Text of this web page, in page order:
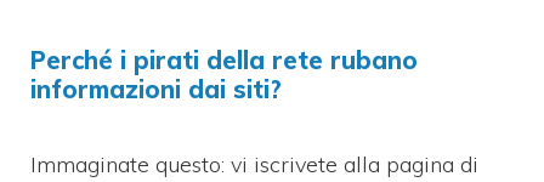
Perché i pirati della rete rubano
informazioni dai siti?
Immaginate questo: vi iscrivete alla pagina di